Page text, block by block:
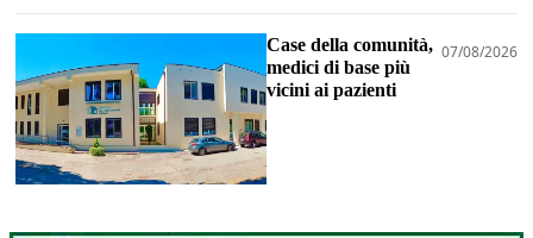
Case della comunità,
medici di base più
vicini ai pazienti
07/08/2026